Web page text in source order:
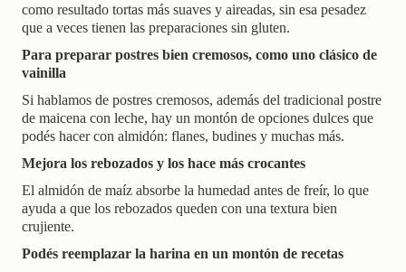
como resultado tortas más suaves y aireadas, sin esa pesadez
que a veces tienen las preparaciones sin gluten.
Para preparar postres bien cremosos, como uno clásico de
vainilla
Si hablamos de postres cremosos, además del tradicional postre
de maicena con leche, hay un montón de opciones dulces que
podés hacer con almidón: flanes, budines y muchas más.
Mejora los rebozados y los hace más crocantes
El almidón de maíz absorbe la humedad antes de freír, lo que
ayuda a que los rebozados queden con una textura bien
crujiente.
Podés reemplazar la harina en un montón de recetas